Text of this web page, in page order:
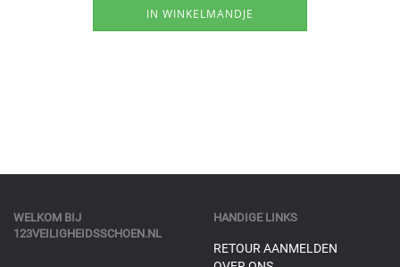
WELKOM BIJ
123VEILIGHEIDSSCHOEN.NL
HANDIGE LINKS
RETOUR AANMELDEN